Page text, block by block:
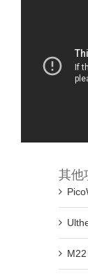
其他